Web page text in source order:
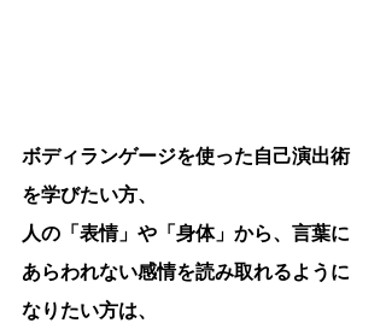
ボディランゲージを使った自己演出術
を学びたい方、
人の「表情」や「身体」から、言葉に
あらわれない感情を読み取れるように
なりたい方は、